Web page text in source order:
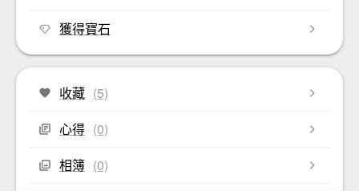
獲得寶石
收藏 (5)
心得 (0)
相簿 (0)